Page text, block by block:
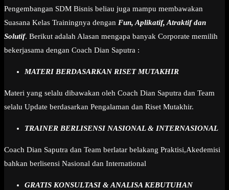
Pengembangan SDM Bisnis beliau juga mampu membawakan
Suasana Kelas Trainingnya dengan Fun, Aplikatif, Atraktif dan
Solutif. Berikut adalah Alasan mengapa banyak Corporate memilih
bekerjasama dengan Coach Dian Saputra :
MATERI BERDASARKAN RISET MUTAKHIR
Materi yang selalu dibawakan oleh Coach Dian Saputra dan Team
selalu Update berdasarkan Pengalaman dan Riset Mutakhir.
TRAINER BERLISENSI NASIONAL & INTERNASIONAL
Coach Dian Saputra dan Team berlatar belakang Praktisi,Akedemisi
bahkan berlisensi Nasional dan International
GRATIS KONSULTASI & ANALISA KEBUTUHAN